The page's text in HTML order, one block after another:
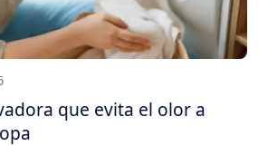
que evita el olor a